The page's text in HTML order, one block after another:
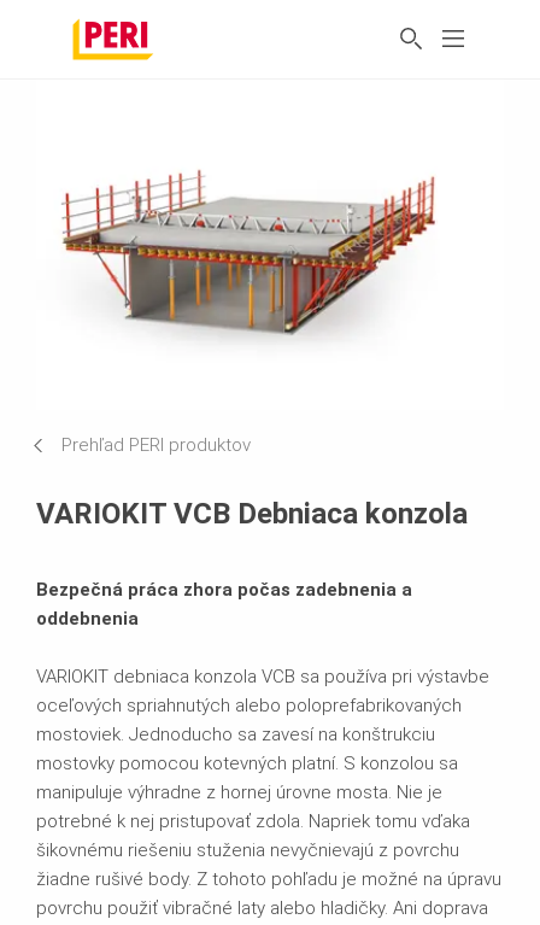
Prehľad PERI produktov
VARIOKIT VCB Debniaca konzola
Bezpečná práca zhora počas zadebnenia a
oddebnenia
VARIOKIT debniaca konzola VCB sa používa pri výstavbe
oceľových spriahnutých alebo poloprefabrikovaných
mostoviek. Jednoducho sa zavesí na konštrukciu
mostovky pomocou kotevných platní. S konzolou sa
manipuluje výhradne z hornej úrovne mosta. Nie je
potrebné k nej pristupovať zdola. Napriek tomu vďaka
šikovnému riešeniu stuženia nevyčnievajú z povrchu
žiadne rušivé body. Z tohoto pohľadu je možné na úpravu
povrchu použiť vibračné laty alebo hladičky. Ani doprava